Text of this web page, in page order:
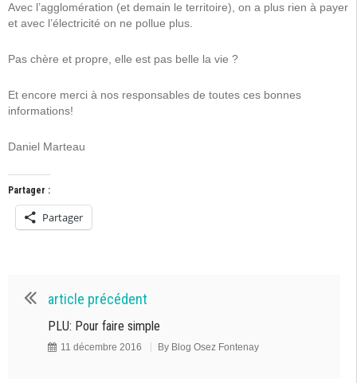
Avec l’agglomération (et demain le territoire), on a plus rien à payer
et avec l’électricité on ne pollue plus.
Pas chère et propre, elle est pas belle la vie ?
Et encore merci à nos responsables de toutes ces bonnes
informations!
Daniel Marteau
Partager :
Partager
article précédent
PLU: Pour faire simple
11 décembre 2016 By Blog Osez Fontenay